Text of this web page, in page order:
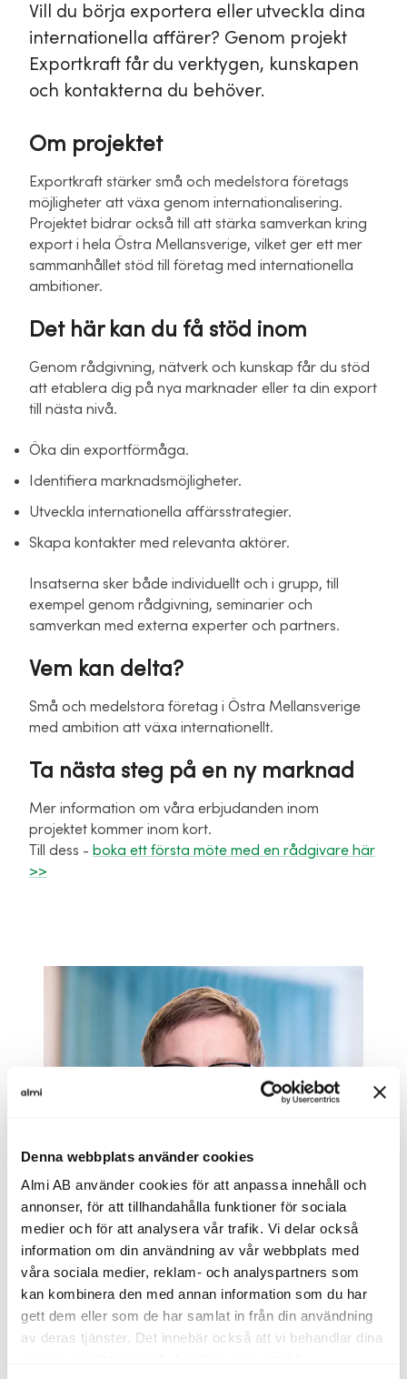
Denna webbplats använder cookies
Almi AB använder cookies för att anpassa innehåll och
annonser, för att tillhandahålla funktioner för sociala
medier och för att analysera vår trafik. Vi delar också
information om din användning av vår webbplats med
våra sociala medier, reklam- och analyspartners som
kan kombinera den med annan information som du har
gett dem eller som de har samlat in från din användning
av deras tjänster. Det innebär också att vi behandlar dina
Vill du börja exportera eller utveckla dina
internationella affärer? Genom projekt
Exportkraft får du verktygen, kunskapen
och kontakterna du behöver.
Om projektet
Exportkraft stärker små och medelstora företags
möjligheter att växa genom internationalisering.
Projektet bidrar också till att stärka samverkan kring
export i hela Östra Mellansverige, vilket ger ett mer
sammanhållet stöd till företag med internationella
ambitioner.
Det här kan du få stöd inom
Genom rådgivning, nätverk och kunskap får du stöd
att etablera dig på nya marknader eller ta din export
till nästa nivå.
Öka din exportförmåga.
Identifiera marknadsmöjligheter.
Utveckla internationella affärsstrategier.
Skapa kontakter med relevanta aktörer.
Insatserna sker både individuellt och i grupp, till
exempel genom rådgivning, seminarier och
samverkan med externa experter och partners.
Vem kan delta?
Små och medelstora företag i Östra Mellansverige
med ambition att växa internationellt.
Ta nästa steg på en ny marknad
Mer information om våra erbjudanden inom
projektet kommer inom kort.
Till dess - boka ett första möte med en rådgivare här
>>
linus.andersson@almi.se